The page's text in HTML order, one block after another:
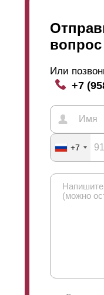
вопрос
Или
+7
+7